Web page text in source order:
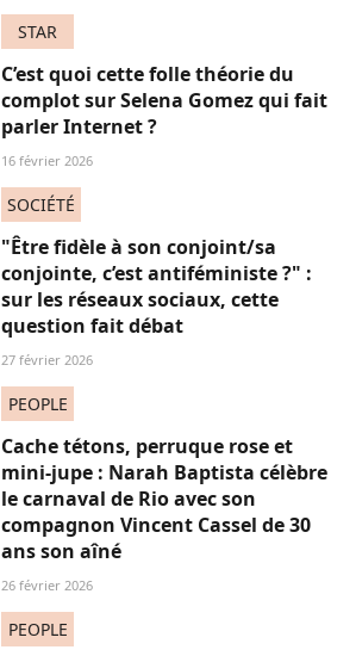
STAR
C’est quoi cette folle théorie du
complot sur Selena Gomez qui fait
parler Internet ?
16 février 2026
SOCIÉTÉ
"Être fidèle à son conjoint/sa
conjointe, c’est antiféministe ?" :
sur les réseaux sociaux, cette
question fait débat
27 février 2026
PEOPLE
Cache tétons, perruque rose et
mini-jupe : Narah Baptista célèbre
le carnaval de Rio avec son
compagnon Vincent Cassel de 30
ans son aîné
26 février 2026
PEOPLE